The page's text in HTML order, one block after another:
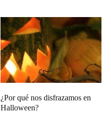
¿Por qué nos disfrazamos en
Halloween?